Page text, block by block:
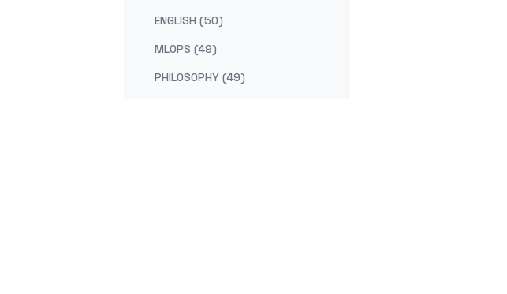
ENGLISH (50)
MLOPS (49)
PHILOSOPHY (49)